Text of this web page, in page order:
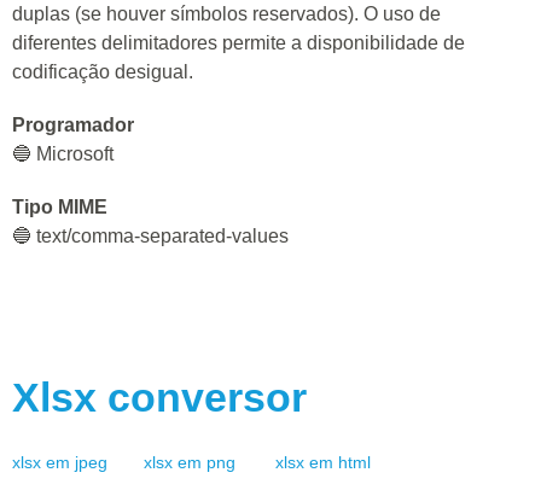
duplas (se houver símbolos reservados). O uso de
diferentes delimitadores permite a disponibilidade de
codificação desigual.
Programador
🔵 Microsoft
Tipo MIME
🔵 text/comma-separated-values
Xlsx conversor
xlsx em jpeg xlsx em png xlsx em html